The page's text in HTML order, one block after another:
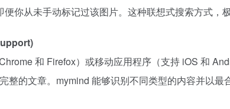
你从未手动标记过该图片。这种联想式搜索方式，
和 Firefox）或移动应用程序（支持 iOS 和
的文章。mymind 能够识别不同类型的内容并以最